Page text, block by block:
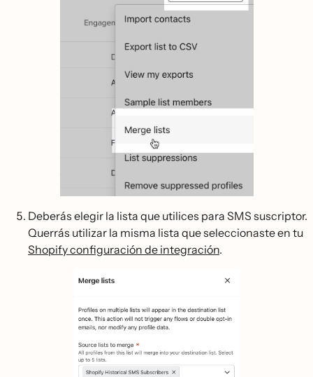
Deberás elegir la lista que utilices para SMS suscriptor.
Querrás utilizar la misma lista que seleccionaste en tu
Shopify configuración de integración.